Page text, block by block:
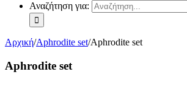
Αναζήτηση για:
Αρχική/Aphrodite set/Aphrodite set
Aphrodite set